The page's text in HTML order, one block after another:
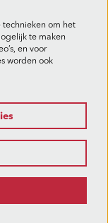
met de
technieken om het
te maken
en voor
worden ook